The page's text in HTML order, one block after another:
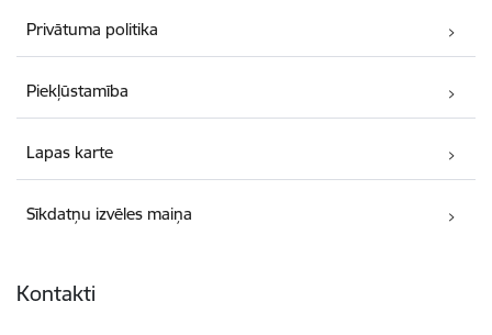
Privātuma politika
Piekļūstamība
Lapas karte
Sīkdatņu izvēles maiņa
Kontakti